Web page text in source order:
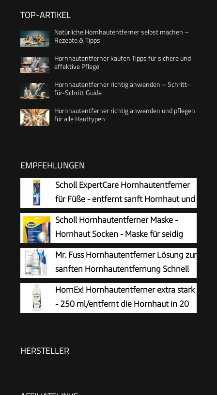
TOP-ARTIKEL
Natürliche Hornhautentferner selbst machen –
Rezepte & Tipps
Hornhautentferner kaufen Tipps für sichere und
effektive Pflege
Hornhautentferner richtig anwenden – Schritt-
für-Schritt Guide
Hornhautentferner richtig anwenden und pflegen
für alle Hauttypen
EMPFEHLUNGEN
Scholl ExpertCare Hornhautentferner
für Füße - entfernt sanft Hornhaut und
raue Haut, mit grober und feiner
Reibefläche, effektive Fußpflege für sofort
weiche Füße, waschbar und wiederverwendbar
Scholl Hornhautentferner Maske -
Hornhaut Socken - Maske für seidig
weiche Füße
Mr. Fuss Hornhautentferner Lösung zur
sanften Hornhautentfernung Schnell
erweichende Lotion 250ml No. 4 im
Plus Pack. Fußpflege Pediküre Set ohne
Schleifen mit Sofort-Effekt.
HornEx! Hornhautentferner extra stark
- 250 ml/entfernt die Hornhaut in 20
HERSTELLER